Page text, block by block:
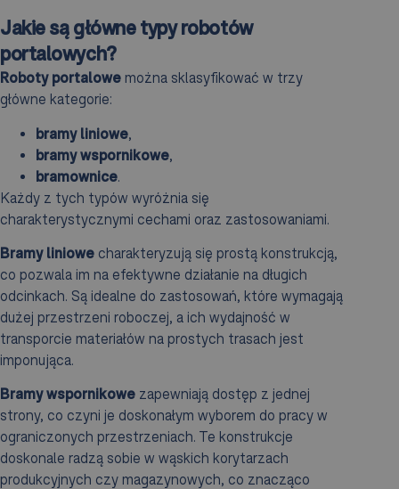
Jakie są główne typy robotów
portalowych?
Roboty portalowe można sklasyfikować w trzy
główne kategorie:
bramy liniowe
bramy wspornikowe
bramownice
Każdy z tych typów wyróżnia się
charakterystycznymi cechami oraz zastosowaniami.
Bramy liniowe charakteryzują się prostą konstrukcją,
co pozwala im na efektywne działanie na długich
odcinkach. Są idealne do zastosowań, które wymagają
dużej przestrzeni roboczej, a ich wydajność w
transporcie materiałów na prostych trasach jest
imponująca.
Bramy wspornikowe zapewniają dostęp z jednej
strony, co czyni je doskonałym wyborem do pracy w
ograniczonych przestrzeniach. Te konstrukcje
doskonale radzą sobie w wąskich korytarzach
produkcyjnych czy magazynowych, co znacząco